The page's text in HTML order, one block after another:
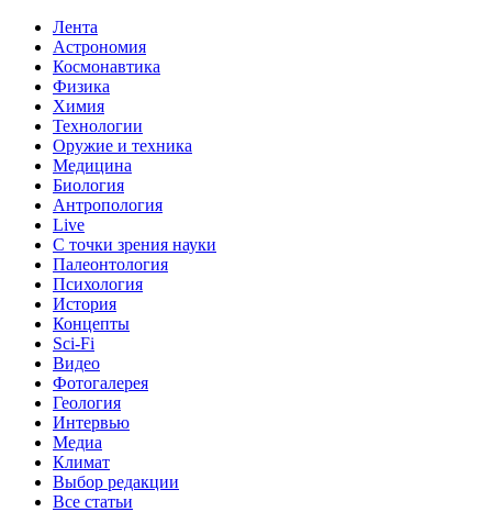
Лента
Астрономия
Космонавтика
Физика
Химия
Технологии
Оружие и техника
Медицина
Биология
Антропология
Live
С точки зрения науки
Палеонтология
Психология
История
Концепты
Sci-Fi
Видео
Фотогалерея
Геология
Интервью
Медиа
Климат
Выбор редакции
Все статьи